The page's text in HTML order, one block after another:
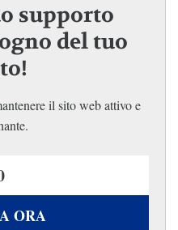
supporto
del tuo
il sito web attivo e
ORA